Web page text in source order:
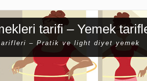
tarifi – Yemek
– Pratik ve light diyet yemek